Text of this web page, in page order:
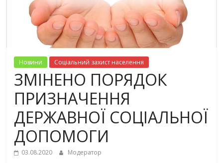
Новини Соціальний захист населення
ЗМІНЕНО ПОРЯДОК
ПРИЗНАЧЕННЯ
ДЕРЖАВНОЇ СОЦІАЛЬНОЇ
ДОПОМОГИ
03.08.2020 Модератор